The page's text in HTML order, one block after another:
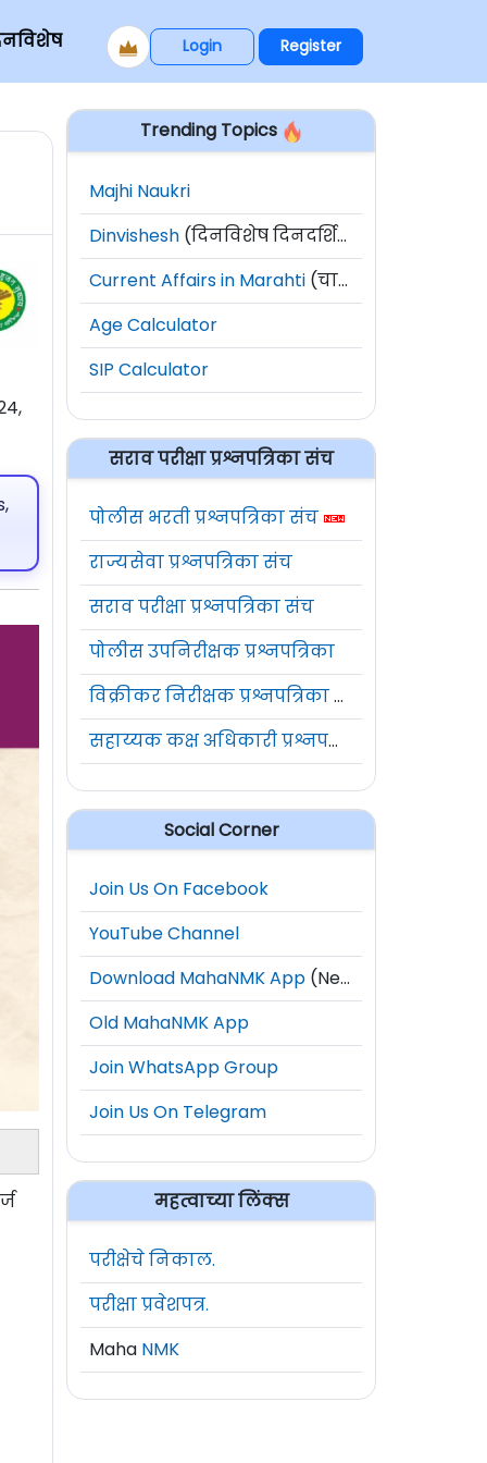
Login Register
Trending Topics
Majhi Naukri
Dinvishesh (दिनविशेष दिनदर्शिका)
Current Affairs in Marahti (चालू घडामोडी)
Age Calculator
SIP Calculator
सराव परीक्षा प्रश्नपत्रिका संच
पोलीस भरती प्रश्नपत्रिका संच
राज्यसेवा प्रश्नपत्रिका संच
सराव परीक्षा प्रश्नपत्रिका संच
पोलीस उपनिरीक्षक प्रश्नपत्रिका
विक्रीकर निरीक्षक प्रश्नपत्रिका संच
सहाय्यक कक्ष अधिकारी प्रश्नपत्रिका संच
Social Corner
Join Us On Facebook
YouTube Channel
Download MahaNMK App (New)
Old MahaNMK App
Join WhatsApp Group
Join Us On Telegram
महत्वाच्या लिंक्स
परीक्षेचे निकाल.
परीक्षा प्रवेशपत्र.
Maha NMK